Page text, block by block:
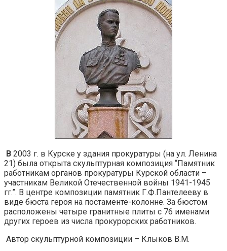
В 2003 г. в Курске у здания прокуратуры (на ул. Ленина
21) была открыта скульптурная композиция “Памятник
работникам органов прокуратуры Курской области –
участникам Великой Отечественной войны 1941-1945
гг.”. В центре композиции памятник Г.Ф.Пантелееву в
виде бюста героя на постаменте-колонне. За бюстом
расположены четыре гранитные плиты с 76 именами
других героев из числа прокурорских работников.
Автор скульптурной композиции – Клыков В.М.